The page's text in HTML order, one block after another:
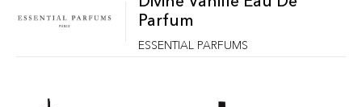
Parfum
ESSENTIAL PARFUMS